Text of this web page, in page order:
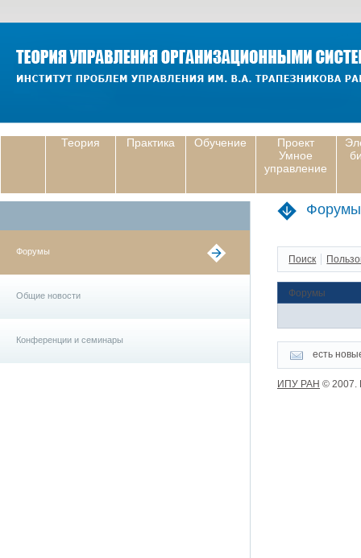
Теория Практика Обучение
Проект
Умное
управление
Форумы
Общие новости
Конференции и семинары
Поиск
Форумы
есть
ИПУ РАН © 2007.